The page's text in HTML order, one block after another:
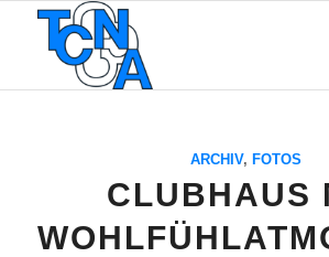
ARCHIV, FOTOS
CLUBHAUS